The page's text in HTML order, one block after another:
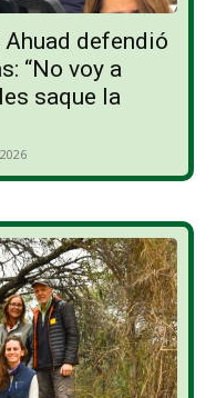
defendió
“No voy a
saque la